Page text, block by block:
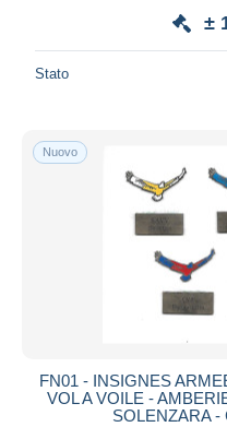
±
Stato
Nuovo
FN01 - INSIGNES
VOL A VOILE -
SOLENZARA